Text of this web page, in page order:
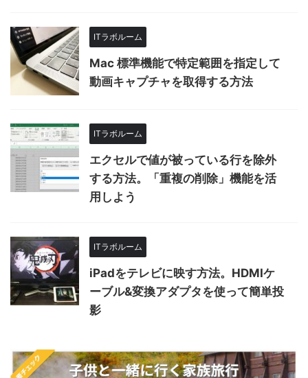
ITラボルーム
Mac 標準機能で特定範囲を指定して
動画キャプチャを取得する方法
ITラボルーム
エクセルで値が被っている行を除外
する方法。「重複の削除」機能を活
用しよう
ITラボルーム
iPadをテレビに映す方法。HDMIケ
ーブル&変換アダプタを使って簡単投
影